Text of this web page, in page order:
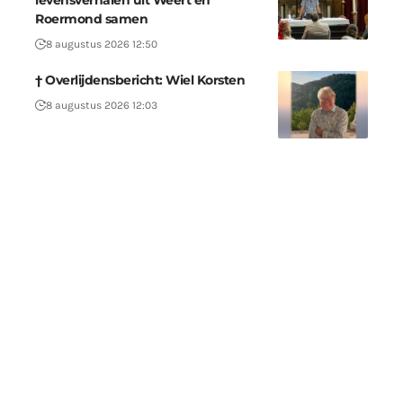
Roermond samen
8 augustus 2026 12:50
† Overlijdensbericht: Wiel Korsten
8 augustus 2026 12:03